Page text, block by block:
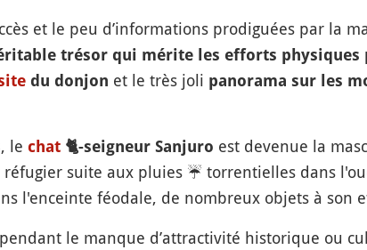
et le peu d’informations prodiguées par la
trésor qui mérite les efforts physiques
du donjon et le très joli panorama sur les
le chat 🐈-seigneur Sanjuro est devenue la
suite aux pluies ☔️torrentielles dans
l'enceinte féodale, de nombreux objets à son
le manque d’attractivité historique ou